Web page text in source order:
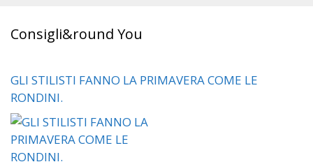
Consigli&round You
GLI STILISTI FANNO LA PRIMAVERA COME LE
RONDINI.